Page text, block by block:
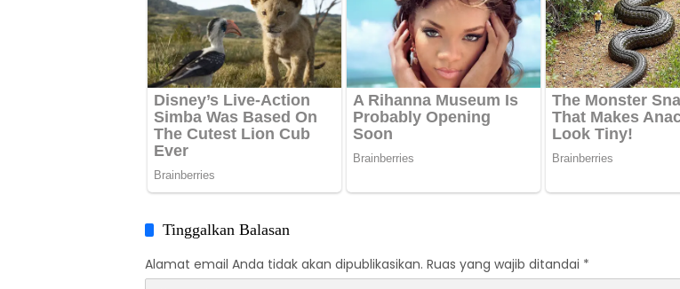
Tinggalkan Balasan
Alamat email Anda tidak akan dipublikasikan. Ruas yang wajib ditandai *